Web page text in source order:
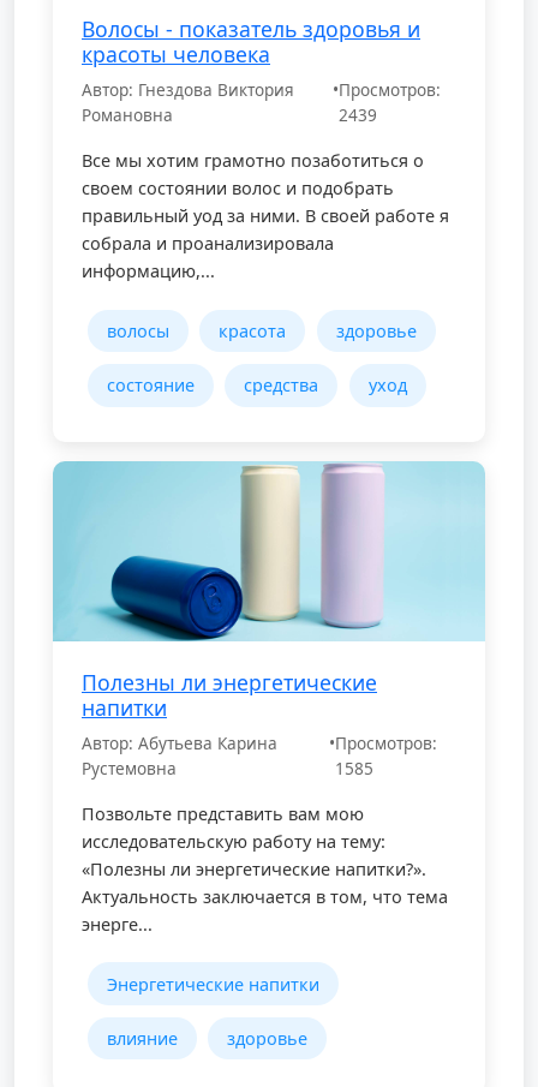
Волосы - показатель здоровья и
красоты человека
Автор: Гнездова Виктория
Романовна
•Просмотров:
2439
Все мы хотим грамотно позаботиться о
своем состоянии волос и подобрать
правильный уод за ними. В своей работе я
собрала и проанализировала
информацию,...
волосы красота здоровье
состояние средства уход
Полезны ли энергетические
напитки
Автор: Абутьева Карина
Рустемовна
•Просмотров:
1585
Позвольте представить вам мою
исследовательскую работу на тему:
«Полезны ли энергетические напитки?».
Актуальность заключается в том, что тема
энерге...
Энергетические напитки
влияние здоровье